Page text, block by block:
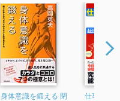
身体意識を鍛える 閉
仕事力が倍